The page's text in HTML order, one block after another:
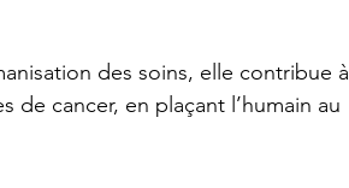
des soins, elle contribue à
cancer, en plaçant l’humain au